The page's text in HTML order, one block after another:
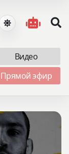
Видео
Прямой эфир